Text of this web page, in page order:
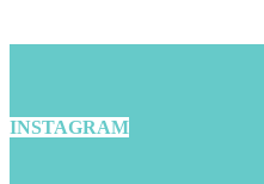
INSTAGRAM